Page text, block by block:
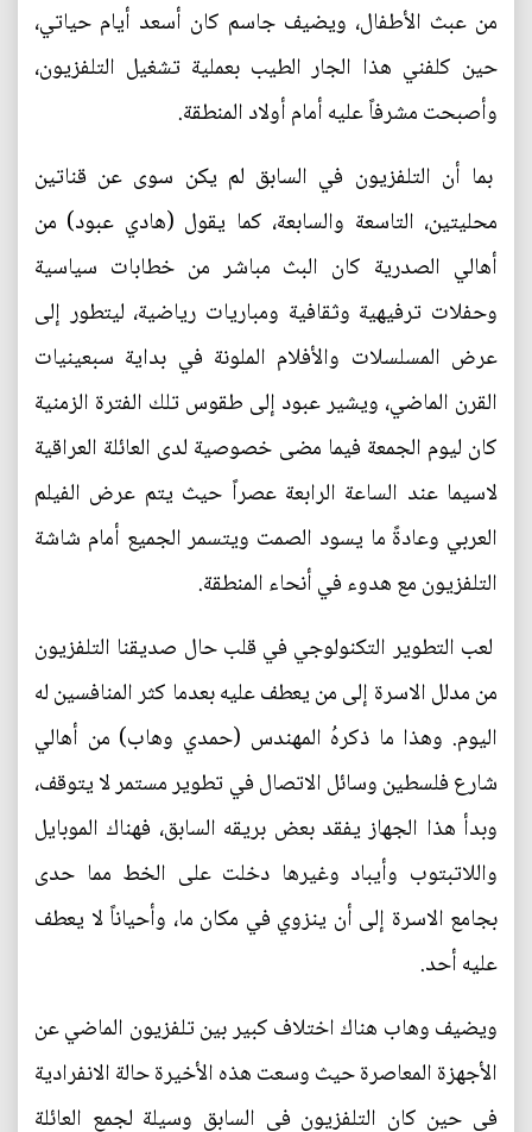
من عبث الأطفال، ويضيف جاسم كان أسعد أيام حياتي،
حين كلفني هذا الجار الطيب بعملية تشغيل التلفزيون،
وأصبحت مشرفاً عليه أمام أولاد المنطقة.
بما أن التلفزيون في السابق لم يكن سوى عن قناتين
محليتين، التاسعة والسابعة، كما يقول (هادي عبود) من
أهالي الصدرية كان البث مباشر من خطابات سياسية
وحفلات ترفيهية وثقافية ومباريات رياضية، ليتطور إلى
عرض المسلسلات والأفلام الملونة في بداية سبعينيات
القرن الماضي، ويشير عبود إلى طقوس تلك الفترة الزمنية
كان ليوم الجمعة فيما مضى خصوصية لدى العائلة العراقية
لاسيما عند الساعة الرابعة عصراً حيث يتم عرض الفيلم
العربي وعادةً ما يسود الصمت ويتسمر الجميع أمام شاشة
التلفزيون مع هدوء في أنحاء المنطقة.
لعب التطوير التكنولوجي في قلب حال صديقنا التلفزيون
من مدلل الاسرة إلى من يعطف عليه بعدما كثر المنافسين له
اليوم. وهذا ما ذكرهُ المهندس (حمدي وهاب) من أهالي
شارع فلسطين وسائل الاتصال في تطوير مستمر لا يتوقف،
وبدأ هذا الجهاز يفقد بعض بريقه السابق، فهناك الموبايل
واللاتبتوب وأيباد وغيرها دخلت على الخط مما حدى
بجامع الاسرة إلى أن ينزوي في مكان ما، وأحياناً لا يعطف
عليه أحد.
ويضيف وهاب هناك اختلاف كبير بين تلفزيون الماضي عن
الأجهزة المعاصرة حيث وسعت هذه الأخيرة حالة الانفرادية
في حين كان التلفزيون في السابق وسيلة لجمع العائلة